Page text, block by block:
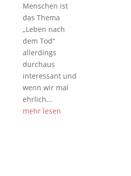
Menschen ist
das Thema
„Leben nach
dem Tod“
allerdings
durchaus
interessant und
wenn wir mal
ehrlich...
mehr lesen